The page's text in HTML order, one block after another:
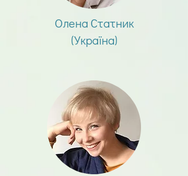
Олена Статник
(Україна)